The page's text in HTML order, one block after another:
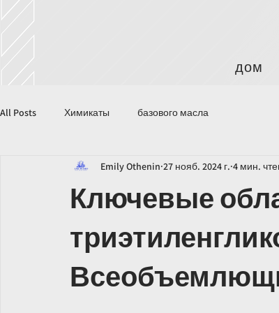
дом
All Posts Химикаты базового масла
Ключевые
Emily Othenin 27 нояб. 2024 г. 4 мин.